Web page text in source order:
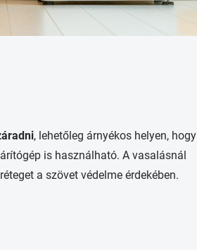
, lehetőleg árnyékos helyen, hogy
is használható. A vasalásnál
a szövet védelme érdekében.